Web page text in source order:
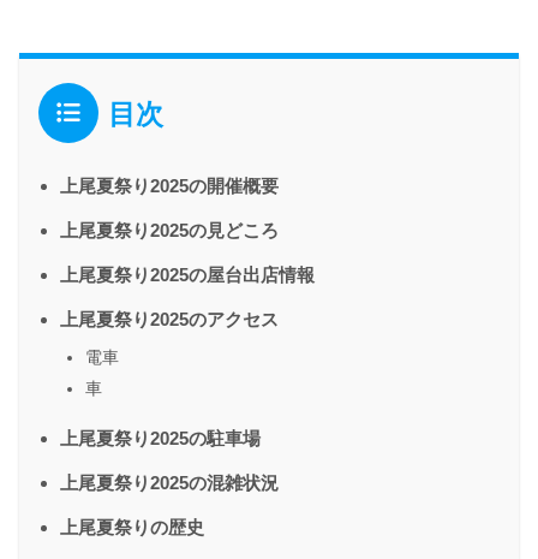
目次
上尾夏祭り2025の開催概要
上尾夏祭り2025の見どころ
上尾夏祭り2025の屋台出店情報
上尾夏祭り2025のアクセス
電車
車
上尾夏祭り2025の駐車場
上尾夏祭り2025の混雑状況
上尾夏祭りの歴史